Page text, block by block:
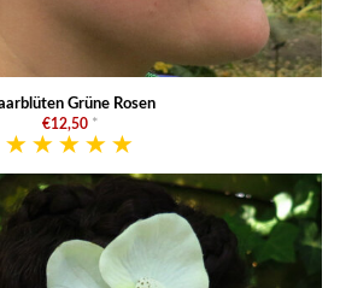
Grüne Rosen
€12,50 *